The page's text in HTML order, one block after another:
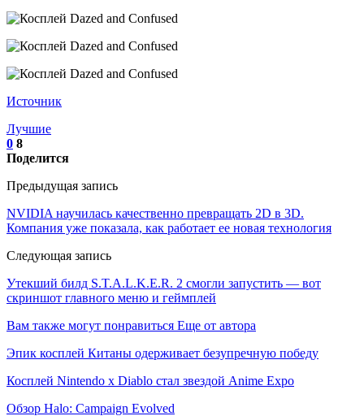
Источник
Лучшие
0 8
Поделится
Предыдущая запись
NVIDIA научилась качественно превращать 2D в 3D.
Компания уже показала, как работает ее новая технология
Следующая запись
Утекший билд S.T.A.L.K.E.R. 2 смогли запустить — вот
скриншот главного меню и геймплей
Вам также могут понравиться Еще от автора
Эпик косплей Китаны одерживает безупречную победу
Косплей Nintendo x Diablo стал звездой Anime Expo
Обзор Halo: Campaign Evolved